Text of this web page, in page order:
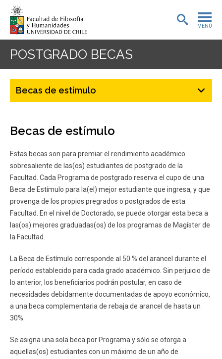
MENÚ
PORTADA
PREGRADO
EXTENSIÓN
BIBLIOTECA
DEPARTAMENTOS
FACULTAD
Académicos Egresados
POSTGRADO BECAS
Becas de estímulo
Becas de estímulo
Estas becas son para premiar el rendimiento académico
sobresaliente de las(os) estudiantes de postgrado de la
Facultad. Cada Programa de postgrado reserva el cupo de una
Beca de Estímulo para la(el) mejor estudiante que ingresa, y que
provenga de los propios pregrados o postgrados de esta
Facultad. En el nivel de Doctorado, se puede otorgar esta beca a
las(os) mejores graduadas(os) de los programas de Magíster de
la Facultad.
La Beca de Estímulo corresponde al 50 % del arancel durante el
período establecido para cada grado académico. Sin perjuicio de
lo anterior, los beneficiarios podrán postular, en caso de
necesidades debidamente documentadas de apoyo económico,
a una beca complementaria de rebaja de arancel de hasta un
30%.
Se asigna una sola beca por Programa y sólo se otorga a
aquellas(os) estudiantes con un máximo de un año de